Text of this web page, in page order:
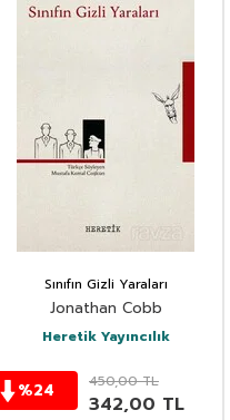
Sınıfın Gizli Yaraları
Jonathan Cobb
Heretik Yayıncılık
%24 450,00TL
342,00 TL